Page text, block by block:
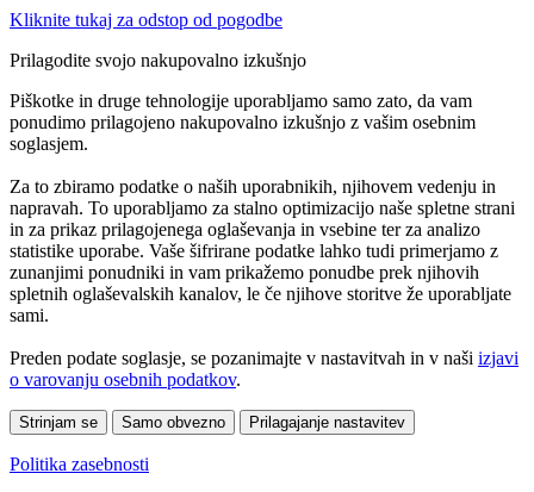
Kliknite tukaj za odstop od pogodbe
Prilagodite svojo nakupovalno izkušnjo
Piškotke in druge tehnologije uporabljamo samo zato, da vam
ponudimo prilagojeno nakupovalno izkušnjo z vašim osebnim
soglasjem.
Za to zbiramo podatke o naših uporabnikih, njihovem vedenju in
napravah. To uporabljamo za stalno optimizacijo naše spletne strani
in za prikaz prilagojenega oglaševanja in vsebine ter za analizo
statistike uporabe. Vaše šifrirane podatke lahko tudi primerjamo z
zunanjimi ponudniki in vam prikažemo ponudbe prek njihovih
spletnih oglaševalskih kanalov, le če njihove storitve že uporabljate
sami.
Preden podate soglasje, se pozanimajte v nastavitvah in v naši izjavi
o varovanju osebnih podatkov.
Strinjam se Samo obvezno Prilagajanje nastavitev
Politika zasebnosti